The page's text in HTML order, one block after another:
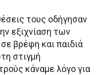
τους οδήγησαν
εξιχνίαση των
βρέφη και παιδιά
στιγμή
κάναμε λόγο για